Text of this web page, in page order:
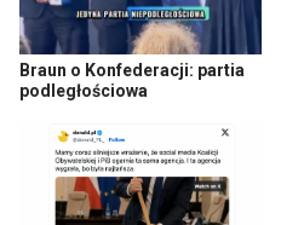
Braun o Konfederacji: partia
podległościowa